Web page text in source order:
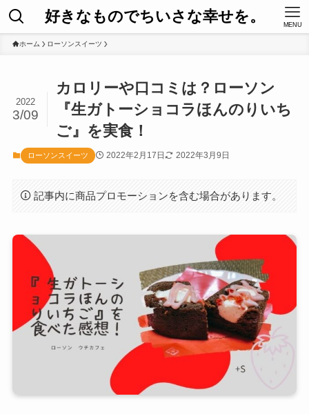
好きなものでちいさな幸せを。 MENU
ホーム ローソンスイーツ
カロリーや口コミは？ローソン
『生ガトーショコラほんのりいち
ご』を実食！
2022
3/09
ローソンスイーツ 2022年2月17日 2022年3月9日
記事内に商品プロモーションを含む場合があります。